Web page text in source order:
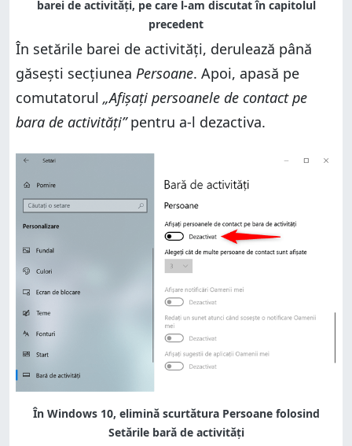
În setările barei de activități, derulează până
găsești secțiunea Persoane. Apoi, apasă pe
comutatorul „Afișați persoanele de contact pe
bara de activități”pentru a-l dezactiva.